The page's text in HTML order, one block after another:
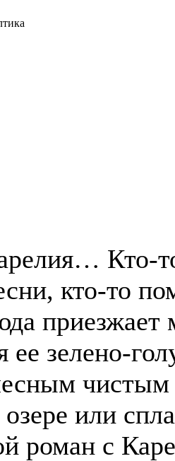
Кто-
кто-то
приезжает
ее зелено-
чистым
или
роман с